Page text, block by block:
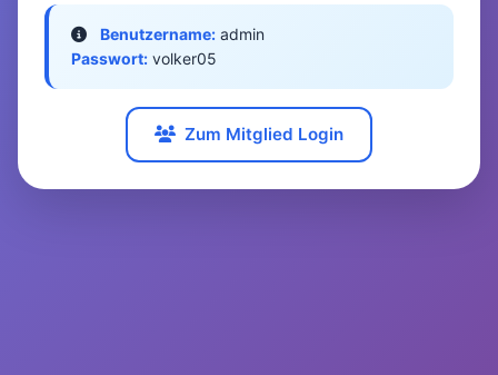
Benutzername: admin
Passwort: volker05
Zum Mitglied Login